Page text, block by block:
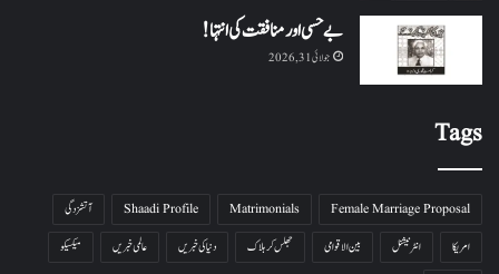
بے حسی اور منافقت کی انتہا !
جولائی 31, 2026
Tags
Female Marriage Proposal
Matrimonials
Shaadi Profile
آتشزدگی
امریکا
انٹرنیشنل بین الاقوامی جھلس کر ہلاک دنیا کی خبریں عالمی خبریں
میکسیکو